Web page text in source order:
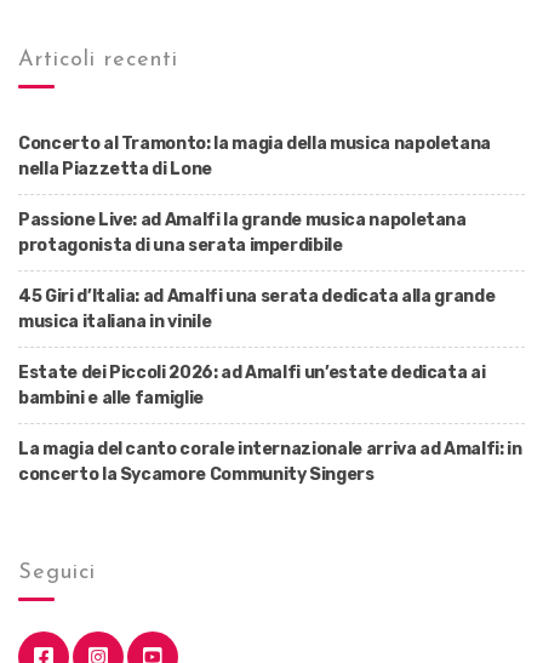
Articoli recenti
Concerto al Tramonto: la magia della musica napoletana
nella Piazzetta di Lone
Passione Live: ad Amalfi la grande musica napoletana
protagonista di una serata imperdibile
45 Giri d’Italia: ad Amalfi una serata dedicata alla grande
musica italiana in vinile
Estate dei Piccoli 2026: ad Amalfi un’estate dedicata ai
bambini e alle famiglie
La magia del canto corale internazionale arriva ad Amalfi: in
concerto la Sycamore Community Singers
Seguici